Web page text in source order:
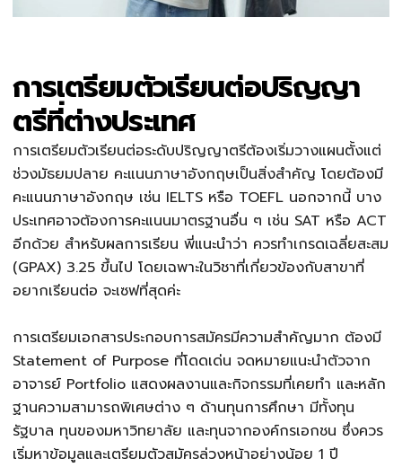
การเตรียมตัวเรียนต่อปริญญา
ตรีที่ต่างประเทศ
การเตรียมตัวเรียนต่อระดับปริญญาตรีต้องเริ่มวางแผนตั้งแต่
ช่วงมัธยมปลาย คะแนนภาษาอังกฤษเป็นสิ่งสำคัญ โดยต้องมี
คะแนนภาษาอังกฤษ เช่น IELTS หรือ TOEFL นอกจากนี้ บาง
ประเทศอาจต้องการคะแนนมาตรฐานอื่น ๆ เช่น SAT หรือ ACT
อีกด้วย สำหรับผลการเรียน พี่แนะนำว่า ควรทำเกรดเฉลี่ยสะสม
(GPAX) 3.25 ขึ้นไป โดยเฉพาะในวิชาที่เกี่ยวข้องกับสาขาที่
อยากเรียนต่อ จะเซฟที่สุดค่ะ
การเตรียมเอกสารประกอบการสมัครมีความสำคัญมาก ต้องมี
Statement of Purpose ที่โดดเด่น จดหมายแนะนำตัวจาก
อาจารย์ Portfolio แสดงผลงานและกิจกรรมที่เคยทำ และหลัก
ฐานความสามารถพิเศษต่าง ๆ ด้านทุนการศึกษา มีทั้งทุน
รัฐบาล ทุนของมหาวิทยาลัย และทุนจากองค์กรเอกชน ซึ่งควร
เริ่มหาข้อมูลและเตรียมตัวสมัครล่วงหน้าอย่างน้อย 1 ปี